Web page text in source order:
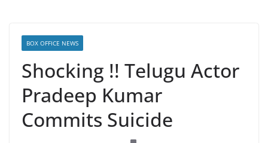
BOX OFFICE NEWS
Shocking !! Telugu Actor
Pradeep Kumar
Commits Suicide